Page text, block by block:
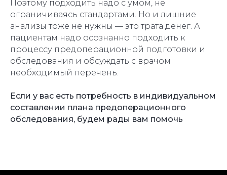
Поэтому подходить надо с умом, не
ограничиваясь стандартами. Но и лишние
анализы тоже не нужны — это трата денег. А
пациентам надо осознанно подходить к
процессу предоперационной подготовки и
обследования и обсуждать с врачом
необходимый перечень.
Если у вас есть потребность в индивидуальном
составлении плана предоперационного
обследования, будем рады вам помочь